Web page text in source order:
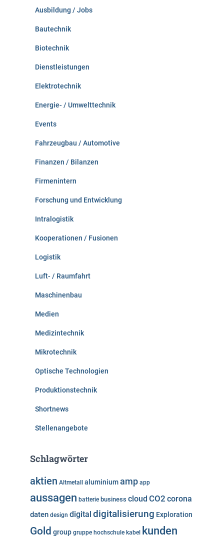
Ausbildung / Jobs
Bautechnik
Biotechnik
Dienstleistungen
Elektrotechnik
Energie- / Umwelttechnik
Events
Fahrzeugbau / Automotive
Finanzen / Bilanzen
Firmenintern
Forschung und Entwicklung
Intralogistik
Kooperationen / Fusionen
Logistik
Luft- / Raumfahrt
Maschinenbau
Medien
Medizintechnik
Mikrotechnik
Optische Technologien
Produktionstechnik
Shortnews
Stellenangebote
Schlagwörter
aktien Altmetall aluminiumamp app
aussagen batterie business cloud CO2 corona
daten design digital digitalisierung Exploration
Gold group gruppe hochschule kabel kunden